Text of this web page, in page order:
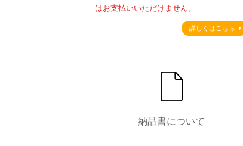
はお支払いいただけません。
詳しくはこちら
納品書について